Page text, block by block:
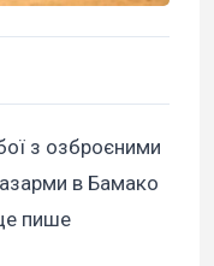
з озброєними
в Бамако
пише